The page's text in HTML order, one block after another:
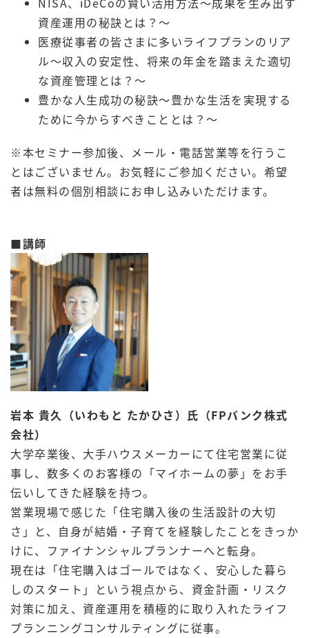
資産運用の秘訣とは？～
医療従事者の皆さまに多いライフプランのリア
ル～収入の安定性、将来の年金を踏まえた適切
な資産管理とは？～
豊かな人生成功の秘訣～豊かな生活を実現する
ために今からすべきこととは？～
※本セミナー参加後、メール・電話営業等を行うこ
とはございません。お気軽にご参加ください。希望
者は無料の個別相談にお申し込みいただけます。
■講師
岩本 貴久（いわもと たかひさ）氏（FPバンク株式
会社）
大学卒業後、大手ハウスメーカーにて住宅営業に従
事し、数多くのお客様の「マイホームの夢」をお手
伝いしてきた経験を持つ。
営業現場で感じた「住宅購入後の生活設計の大切
さ」と、自身が結婚・子育てを経験したことをきっか
けに、ファイナンシャルプランナーへと転身。
現在は「住宅購入はゴールではなく、安心した暮ら
しのスタート」という視点から、資金計画・リスク
対策に加え、資産運用を積極的に取り入れたライフ
プランニングコンサルティングに従事。